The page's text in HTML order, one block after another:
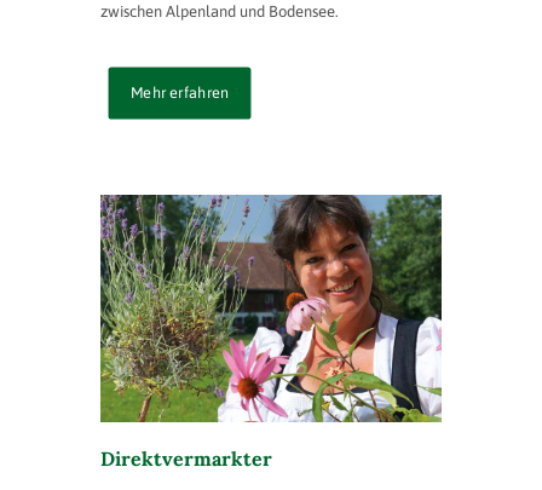
zwischen Alpenland und Bodensee.
Mehr erfahren
Direktvermarkter